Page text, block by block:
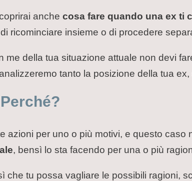
anche cosa fare quando una ex ti
ricominciare insieme o di procedere
me della tua situazione attuale non devi
tanto la posizione della tua ex,
azioni per uno o più motivi, e questo caso
, bensì lo sta facendo per una o più
che tu possa vagliare le possibili ragioni,